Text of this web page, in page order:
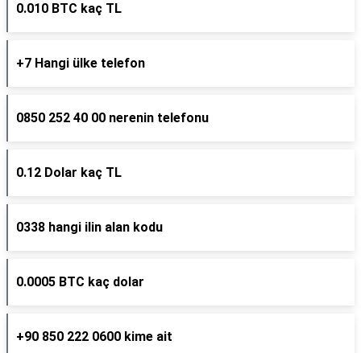
0.010 BTC kaç TL
+7 Hangi ülke telefon
0850 252 40 00 nerenin telefonu
0.12 Dolar kaç TL
0338 hangi ilin alan kodu
0.0005 BTC kaç dolar
+90 850 222 0600 kime ait